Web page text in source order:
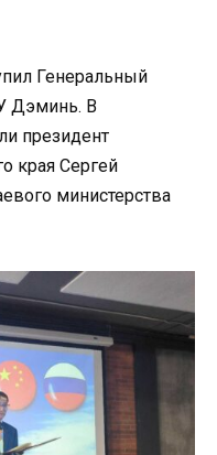
Генеральный
Дэминь. В
президент
края Сергей
министерства